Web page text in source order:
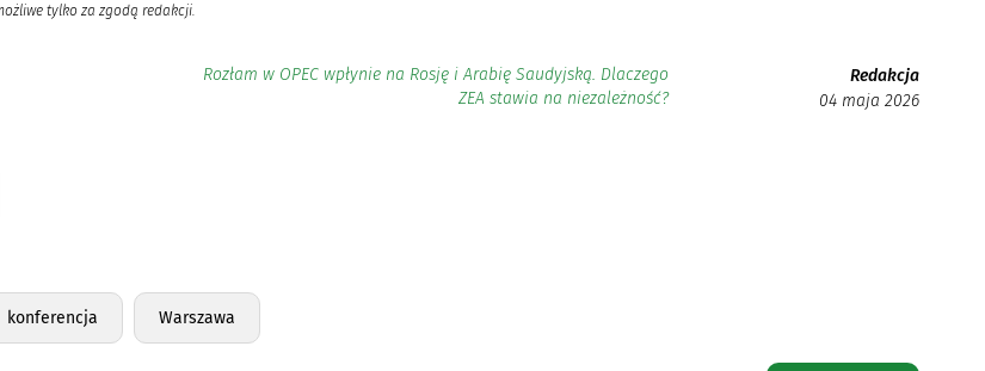
tylko za zgodą redakcji.
Rozłam w OPEC wpłynie na Rosję i Arabię Saudyjską. Dlaczego
ZEA stawia na niezależność?
Redakcja
04 maja 2026
konferencja Warszawa